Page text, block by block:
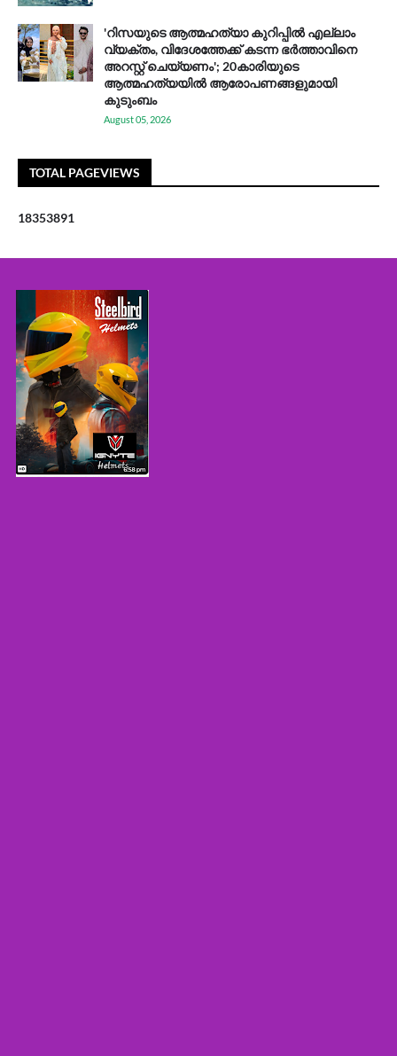
'റിസയുടെ ആത്മഹത്യാ കുറിപ്പിൽ എല്ലാം
വ്യക്തം, വിദേശത്തേക്ക് കടന്ന ഭർത്താവിനെ
അറസ്റ്റ് ചെയ്യണം'; 20കാരിയുടെ
ആത്മഹത്യയിൽ ആരോപണങ്ങളുമായി
കുടുംബം
August 05, 2026
TOTAL PAGEVIEWS
18353891